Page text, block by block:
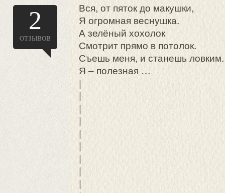
2
ОТЗЫВОВ
Вся, от пяток до макушки,
Я огромная веснушка.
А зелёный хохолок
Смотрит прямо в потолок.
Съешь меня, и станешь ловким.
Я – полезная …
|
|
|
|
|
|
|
|
|